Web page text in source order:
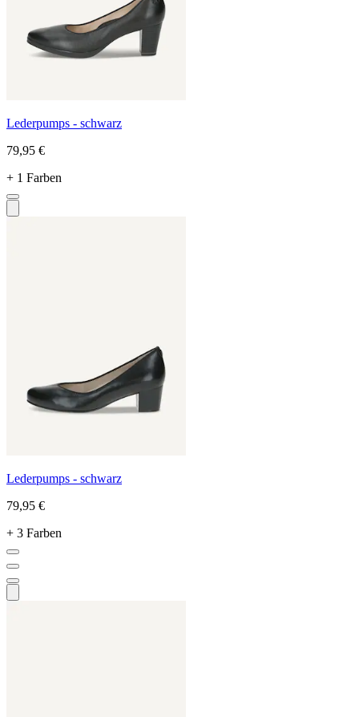
Lederpumps - schwarz
79,95 €
+ 1 Farben
Lederpumps - schwarz
79,95 €
+ 3 Farben